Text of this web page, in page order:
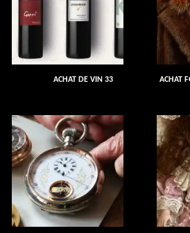
ACHAT DE VIN 33
ACHAT